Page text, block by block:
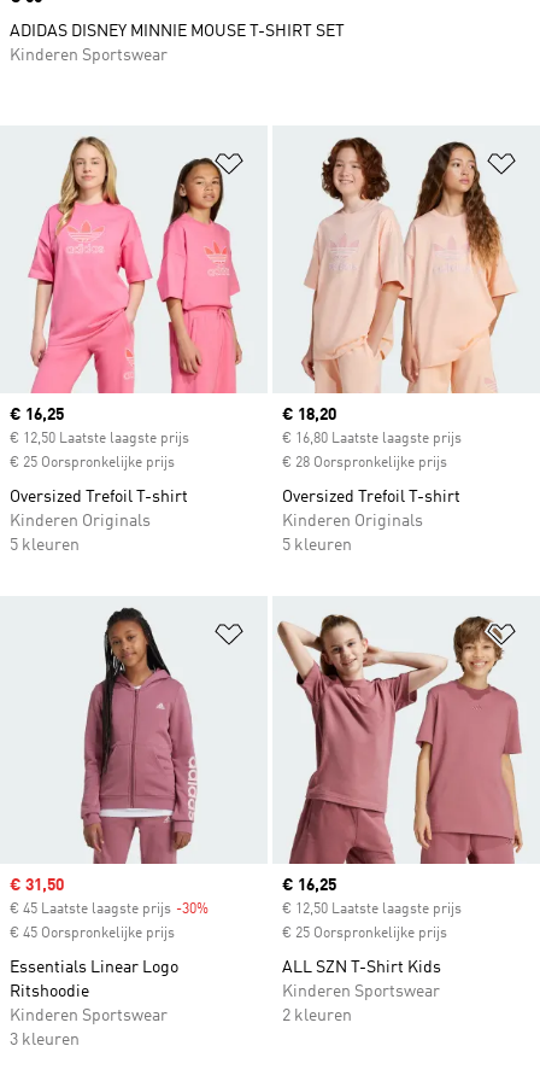
Op verlanglijst zetten
Current price
€ 16,25
€ 12,50 Laatste laagste prijs
€ 25 Oorspronkelijke prijs
Oversized Trefoil T-shirt
Kinderen Originals
5 kleuren
Current price
€ 18,20
€ 16,80 Laatste laagste prijs
€ 28 Oorspronkelijke prijs
Oversized Trefoil T-shirt
Kinderen Originals
5 kleuren
Op verlanglijst zetten
Sale price
€ 31,50
€ 45 Laatste laagste prijs -30%
€ 45 Oorspronkelijke prijs
Essentials Linear Logo
Ritshoodie
Kinderen Sportswear
3 kleuren
Current price
€ 16,25
€ 12,50 Laatste laagste prijs
€ 25 Oorspronkelijke prijs
ALL SZN T-Shirt Kids
Kinderen Sportswear
2 kleuren
ADIDAS DISNEY MINNIE MOUSE T-SHIRT SET
Kinderen Sportswear